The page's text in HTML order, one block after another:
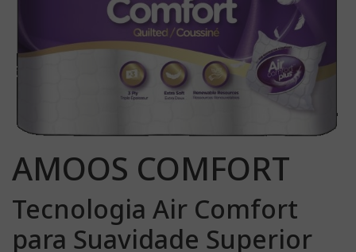
AMOOS COMFORT
Tecnologia Air Comfort
para Suavidade Superior